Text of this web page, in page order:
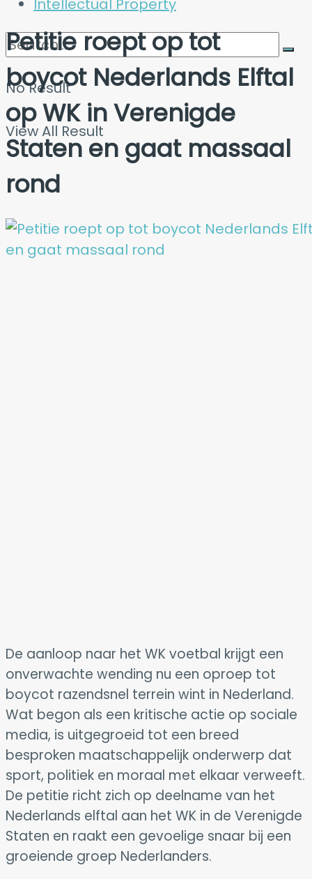
Intellectual Property
No Result
View All Result
Petitie roept op tot
boycot Nederlands Elftal
op WK in Verenigde
Staten en gaat massaal
rond
De aanloop naar het WK voetbal krijgt een
onverwachte wending nu een oproep tot
boycot razendsnel terrein wint in Nederland.
Wat begon als een kritische actie op sociale
media, is uitgegroeid tot een breed
besproken maatschappelijk onderwerp dat
sport, politiek en moraal met elkaar verweeft.
De petitie richt zich op deelname van het
Nederlands elftal aan het WK in de Verenigde
Staten en raakt een gevoelige snaar bij een
groeiende groep Nederlanders.